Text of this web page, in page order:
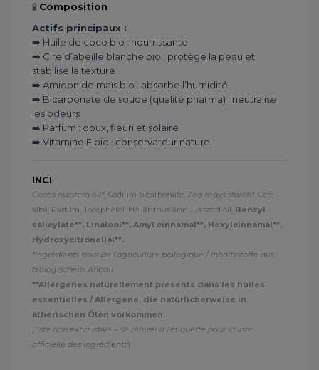
🧪 Composition
Actifs principaux :
➡️ Huile de coco bio : nourrissante
➡️ Cire d’abeille blanche bio : protège la peau et
stabilise la texture
➡️ Amidon de maïs bio : absorbe l’humidité
➡️ Bicarbonate de soude (qualité pharma) : neutralise
les odeurs
➡️ Parfum : doux, fleuri et solaire
➡️ Vitamine E bio : conservateur naturel
INCI :
Cocos nucifera oil*, Sodium bicarbonate, Zea mays starch*, Cera
alba, Parfum, Tocopherol, Helianthus annuus seed oil, Benzyl
salicylate**, Linalool**, Amyl cinnamal**, Hexylcinnamal**,
Hydroxycitronellal**.
*Ingrédients issus de l’agriculture biologique / Inhaltsstoffe aus
biologischem Anbau.
**Allergènes naturellement présents dans les huiles
essentielles / Allergene, die natürlicherweise in
ätherischen Ölen vorkommen.
(liste non exhaustive – se référer à l’étiquette pour la liste
officielle des ingrédients)